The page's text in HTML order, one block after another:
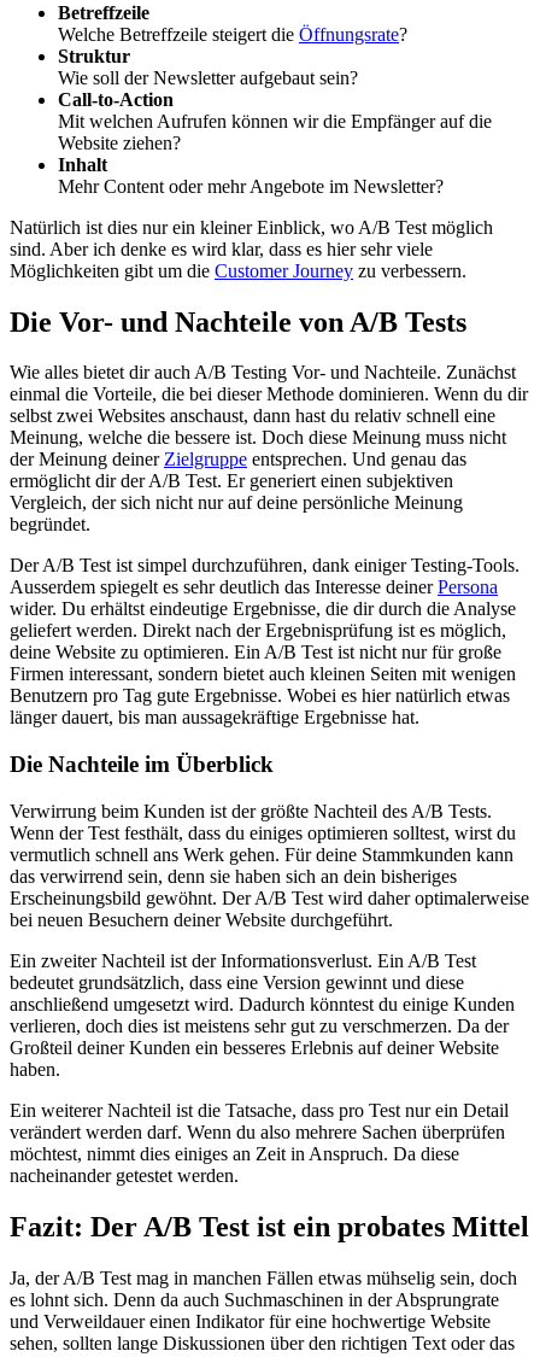
Betreffzeile
Welche Betreffzeile steigert die Öffnungsrate?
Struktur
Wie soll der Newsletter aufgebaut sein?
Call-to-Action
Mit welchen Aufrufen können wir die Empfänger auf die
Website ziehen?
Inhalt
Mehr Content oder mehr Angebote im Newsletter?
Natürlich ist dies nur ein kleiner Einblick, wo A/B Test möglich
sind. Aber ich denke es wird klar, dass es hier sehr viele
Möglichkeiten gibt um die Customer Journey zu verbessern.
Die Vor- und Nachteile von A/B Tests
Wie alles bietet dir auch A/B Testing Vor- und Nachteile. Zunächst
einmal die Vorteile, die bei dieser Methode dominieren. Wenn du dir
selbst zwei Websites anschaust, dann hast du relativ schnell eine
Meinung, welche die bessere ist. Doch diese Meinung muss nicht
der Meinung deinerZielgruppe entsprechen. Und genau das
ermöglicht dir der A/B Test. Er generiert einen subjektiven
Vergleich, der sich nicht nur auf deine persönliche Meinung
begründet.
Der A/B Test ist simpel durchzuführen, dank einiger Testing-Tools.
Ausserdem spiegelt es sehr deutlich das Interesse deinerPersona
wider. Du erhältst eindeutige Ergebnisse, die dir durch die Analyse
geliefert werden. Direkt nach der Ergebnisprüfung ist es möglich,
deine Website zu optimieren. Ein A/B Test ist nicht nur für große
Firmen interessant, sondern bietet auch kleinen Seiten mit wenigen
Benutzern pro Tag gute Ergebnisse. Wobei es hier natürlich etwas
länger dauert, bis man aussagekräftige Ergebnisse hat.
Die Nachteile im Überblick
Verwirrung beim Kunden ist der größte Nachteil des A/B Tests.
Wenn der Test festhält, dass du einiges optimieren solltest, wirst du
vermutlich schnell ans Werk gehen. Für deine Stammkunden kann
das verwirrend sein, denn sie haben sich an dein bisheriges
Erscheinungsbild gewöhnt. Der A/B Test wird daher optimalerweise
bei neuen Besuchern deiner Website durchgeführt.
Ein zweiter Nachteil ist der Informationsverlust. Ein A/B Test
bedeutet grundsätzlich, dass eine Version gewinnt und diese
anschließend umgesetzt wird. Dadurch könntest du einige Kunden
verlieren, doch dies ist meistens sehr gut zu verschmerzen. Da der
Großteil deiner Kunden ein besseres Erlebnis auf deiner Website
haben.
Ein weiterer Nachteil ist die Tatsache, dass pro Test nur ein Detail
verändert werden darf. Wenn du also mehrere Sachen überprüfen
möchtest, nimmt dies einiges an Zeit in Anspruch. Da diese
nacheinander getestet werden.
Fazit: Der A/B Test ist ein probates Mittel
Ja, der A/B Test mag in manchen Fällen etwas mühselig sein, doch
es lohnt sich. Denn da auch Suchmaschinen in der Absprungrate
und Verweildauer einen Indikator für eine hochwertige Website
sehen, sollten lange Diskussionen über den richtigen Text oder das